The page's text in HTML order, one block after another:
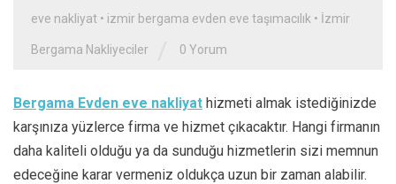
eve nakliyat • izmir bergama evden eve taşımacılık • İzmir
Bergama Nakliyeciler 0 Yorum
Bergama Evden eve nakliyat hizmeti almak istediğinizde
karşınıza yüzlerce firma ve hizmet çıkacaktır. Hangi firmanın
daha kaliteli olduğu ya da sunduğu hizmetlerin sizi memnun
edeceğine karar vermeniz oldukça uzun bir zaman alabilir.